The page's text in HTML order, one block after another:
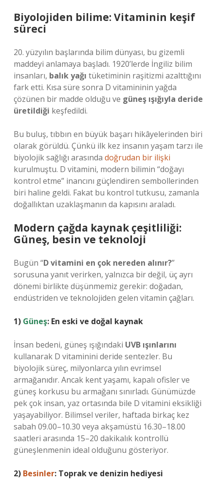
Biyolojiden bilime: Vitaminin keşif
süreci
20. yüzyılın başlarında bilim dünyası, bu gizemli
maddeyi anlamaya başladı. 1920’lerde İngiliz bilim
insanları, balık yağı tüketiminin raşitizmi azalttığını
fark etti. Kısa süre sonra D vitamininin yağda
çözünen bir madde olduğu ve güneş ışığıyla deride
üretildiği keşfedildi.
Bu buluş, tıbbın en büyük başarı hikâyelerinden biri
olarak görüldü. Çünkü ilk kez insanın yaşam tarzı ile
biyolojik sağlığı arasında doğrudan bir ilişki
kurulmuştu. D vitamini, modern bilimin “doğayı
kontrol etme” inancını güçlendiren sembollerinden
biri haline geldi. Fakat bu kontrol tutkusu, zamanla
doğallıktan uzaklaşmanın da kapısını araladı.
Modern çağda kaynak çeşitliliği:
Güneş, besin ve teknoloji
Bugün “D vitamini en çok nereden alınır?”
sorusuna yanıt verirken, yalnızca bir değil, üç ayrı
dönemi birlikte düşünmemiz gerekir: doğadan,
endüstriden ve teknolojiden gelen vitamin çağları.
1) Güneş: En eski ve doğal kaynak
İnsan bedeni, güneş ışığındaki UVB ışınlarını
kullanarak D vitaminini deride sentezler. Bu
biyolojik süreç, milyonlarca yılın evrimsel
armağanıdır. Ancak kent yaşamı, kapalı ofisler ve
güneş korkusu bu armağanı sınırladı. Günümüzde
pek çok insan, yaz ortasında bile D vitamini eksikliği
yaşayabiliyor. Bilimsel veriler, haftada birkaç kez
sabah 09.00–10.30 veya akşamüstü 16.30–18.00
saatleri arasında 15–20 dakikalık kontrollü
güneşlenmenin ideal olduğunu gösteriyor.
2) Besinler: Toprak ve denizin hediyesi